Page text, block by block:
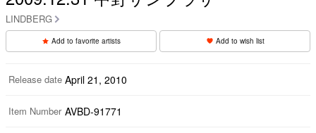
LINDBERG
Add to favorite artists Add to wish list
Release date April 21, 2010
Item Number AVBD-91771